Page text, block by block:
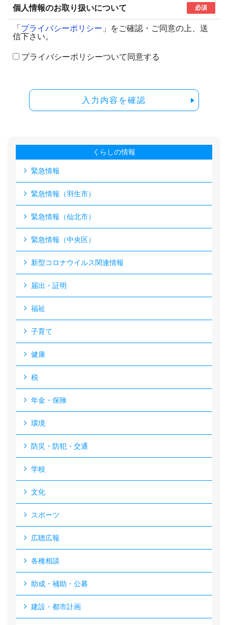
個人情報のお取り扱いについて 必須
「 プライバシーポリシー 」をご確認・ご同意の上、送
信下さい。
プライバシーポリシーついて同意する
入力内容を確認
くらしの情報
緊急情報
緊急情報（羽生市）
緊急情報（仙北市）
緊急情報（中央区）
新型コロナウイルス関連情報
届出・証明
福祉
子育て
健康
税
年金・保険
環境
防災・防犯・交通
学校
文化
スポーツ
広聴広報
各種相談
助成・補助・公募
建設・都市計画